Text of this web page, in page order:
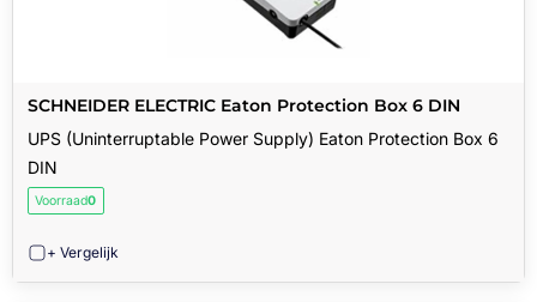
SCHNEIDER ELECTRIC Eaton Protection Box 6 DIN
UPS (Uninterruptable Power Supply) Eaton Protection Box 6
DIN
Voorraad0
+ Vergelijk